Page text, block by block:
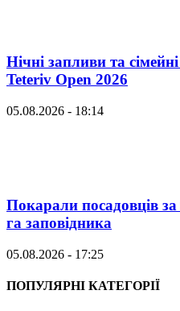
Нічні запливи та
Teteriv Open 2026
05.08.2026 - 18:14
Покарали посадовців за
га заповідника
05.08.2026 - 17:25
ПОПУЛЯРНІ КАТЕГОРІЇ